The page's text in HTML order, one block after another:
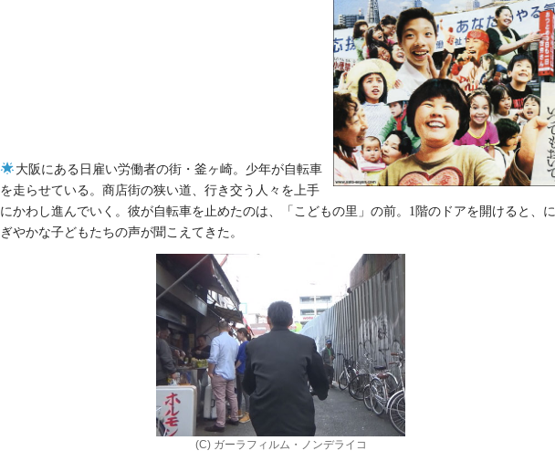
大阪にある日雇い労働者の街・釜ヶ崎。少年が自転車
を走らせている。商店街の狭い道、行き交う人々を上手
にかわし進んでいく。彼が自転車を止めたのは、「こどもの里」の前。1階のドアを開けると、に
ぎやかな子どもたちの声が聞こえてきた。
(C) ガーラフィルム・ノンデライコ